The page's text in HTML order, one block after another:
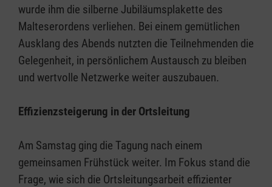
wurde ihm die silberne Jubiläumsplakette des
Malteserordens verliehen. Bei einem gemütlichen
Ausklang des Abends nutzten die Teilnehmenden die
Gelegenheit, in persönlichem Austausch zu bleiben
und wertvolle Netzwerke weiter auszubauen.
Effizienzsteigerung in der Ortsleitung
Am Samstag ging die Tagung nach einem
gemeinsamen Frühstück weiter. Im Fokus stand die
Frage, wie sich die Ortsleitungsarbeit effizienter